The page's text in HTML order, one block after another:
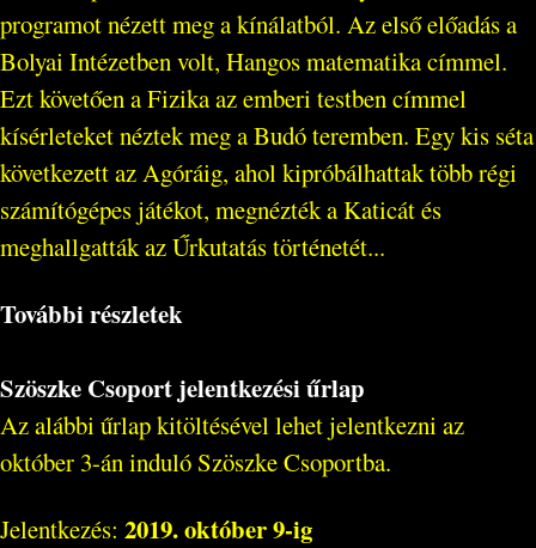
programot nézett meg a kínálatból. Az első előadás a
Bolyai Intézetben volt, Hangos matematika címmel.
Ezt követően a Fizika az emberi testben címmel
kísérleteket néztek meg a Budó teremben. Egy kis séta
következett az Agóráig, ahol kipróbálhattak több régi
számítógépes játékot, megnézték a Katicát és
meghallgatták az Űrkutatás történetét...
További részletek
Szöszke Csoport jelentkezési űrlap
Az alábbi űrlap kitöltésével lehet jelentkezni az
október 3-án induló Szöszke Csoportba.
Jelentkezés: 2019. október 9-ig